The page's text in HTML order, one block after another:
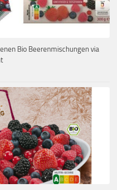
Bio Beerenmischungen via